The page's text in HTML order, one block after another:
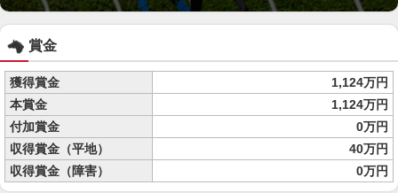
賞金
獲得賞金
1,124万円
本賞金
1,124万円
付加賞金
0万円
収得賞金（平地）
40万円
収得賞金（障害）
0万円